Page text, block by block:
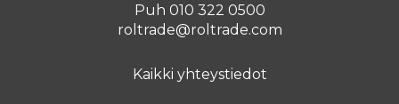
Puh 010 322 0500
roltrade@roltrade.com
Kaikki yhteystiedot